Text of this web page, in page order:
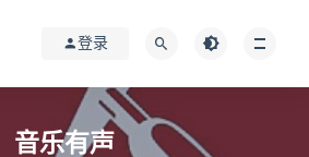
登录
音乐有声